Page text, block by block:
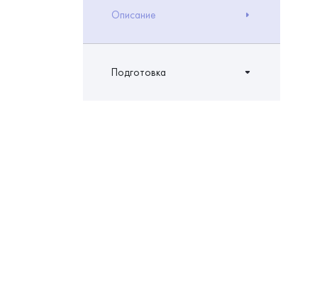
Описание
Подготовка